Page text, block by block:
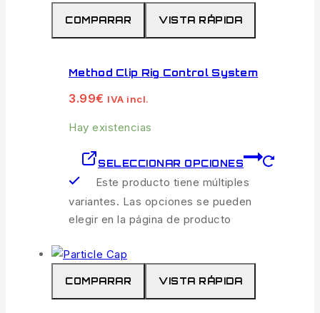
COMPARAR VISTA RÁPIDA
Method Clip Rig Control System
3.99€ IVA incl.
Hay existencias
SELECCIONAR OPCIONES
Este producto tiene múltiples
variantes. Las opciones se pueden
elegir en la página de producto
COMPARAR VISTA RÁPIDA